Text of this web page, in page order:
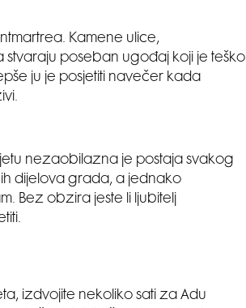
Kamene ulice,
stvaraju poseban ugođaj koji je teško
ju je posjetiti navečer kada
nezaobilazna je postaja svakog
dijelova grada, a jednako
Bez obzira jeste li ljubitelj
izdvojite nekoliko sati za Adu